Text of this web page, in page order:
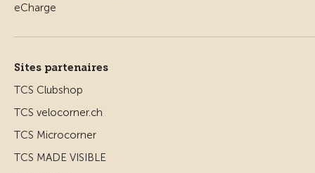
Sites partenaires
TCS Clubshop
TCS velocorner.ch
TCS Microcorner
TCS MADE VISIBLE